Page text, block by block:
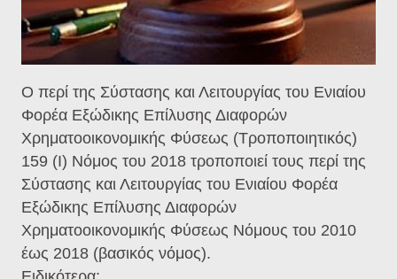
Ο περί της Σύστασης και Λειτουργίας του Ενιαίου
Φορέα Εξώδικης Επίλυσης Διαφορών
Χρηματοοικονομικής Φύσεως (Τροποποιητικός)
159 (Ι) Νόμος του 2018 τροποποιεί τους περί της
Σύστασης και Λειτουργίας του Ενιαίου Φορέα
Εξώδικης Επίλυσης Διαφορών
Χρηματοοικονομικής Φύσεως Νόμους του 2010
έως 2018 (βασικός νόμος).